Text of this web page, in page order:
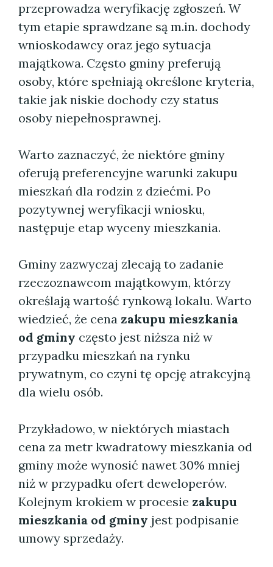
przeprowadza weryfikację zgłoszeń. W
tym etapie sprawdzane są m.in. dochody
wnioskodawcy oraz jego sytuacja
majątkowa. Często gminy preferują
osoby, które spełniają określone kryteria,
takie jak niskie dochody czy status
osoby niepełnosprawnej.
Warto zaznaczyć, że niektóre gminy
oferują preferencyjne warunki zakupu
mieszkań dla rodzin z dziećmi. Po
pozytywnej weryfikacji wniosku,
następuje etap wyceny mieszkania.
Gminy zazwyczaj zlecają to zadanie
rzeczoznawcom majątkowym, którzy
określają wartość rynkową lokalu. Warto
wiedzieć, że cena zakupu mieszkania
od gminy często jest niższa niż w
przypadku mieszkań na rynku
prywatnym, co czyni tę opcję atrakcyjną
dla wielu osób.
Przykładowo, w niektórych miastach
cena za metr kwadratowy mieszkania od
gminy może wynosić nawet 30% mniej
niż w przypadku ofert deweloperów.
Kolejnym krokiem w procesie zakupu
mieszkania od gminy jest podpisanie
umowy sprzedaży.